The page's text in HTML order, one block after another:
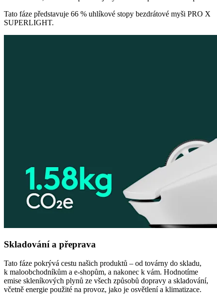
Tato fáze představuje 66 % uhlíkové stopy bezdrátové myši PRO X
SUPERLIGHT.
Skladování a přeprava
Tato fáze pokrývá cestu našich produktů – od továrny do skladu,
k maloobchodníkům a e-shopům, a nakonec k vám. Hodnotíme
emise skleníkových plynů ze všech způsobů dopravy a skladování,
včetně energie použité na provoz, jako je osvětlení a klimatizace.